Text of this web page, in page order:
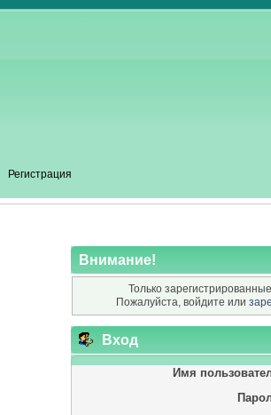
Регистрация
Внимание!
Только
Пожалуйста, войдите или
Вход
Имя